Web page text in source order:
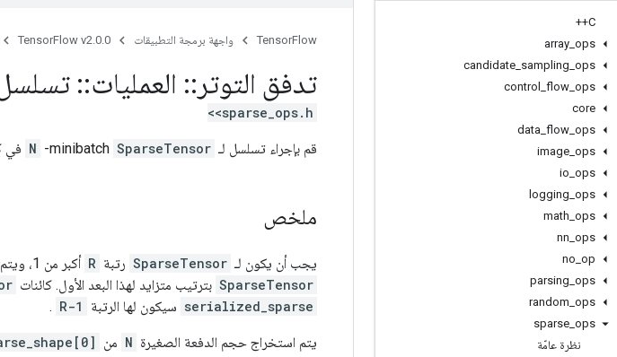
C++
array ops
candidate sampling ops
control
flow ops
core
data flow ops
image ops
io ops
logging ops
math ops
nn ops
no op
parsing ops
random ops
sparse ops
نظرة عامّة
TensorFlow واجهة برمجة التطبيقات TensorFlow v2.0.0
تدفق التوتر :: العمليات::
<sparse_ops.h>
قم بإجراء تسلسل لـ N -minibatch SparseTensor في
ملخص
يجب أن يكون لـ SparseTensor رتبة R أكبر من 1، ويتم التعامل مع البعد الأول باعتباره بُعد الدفعة الصغيرة. يجب فرز عناصر
SparseTensor بترتيب متزايد لهذا البعد الأول. كائنات
serialized_sparse سيكون لها الرتبة R-1
.
يتم استخراج حجم الدفعة الصغيرة N من